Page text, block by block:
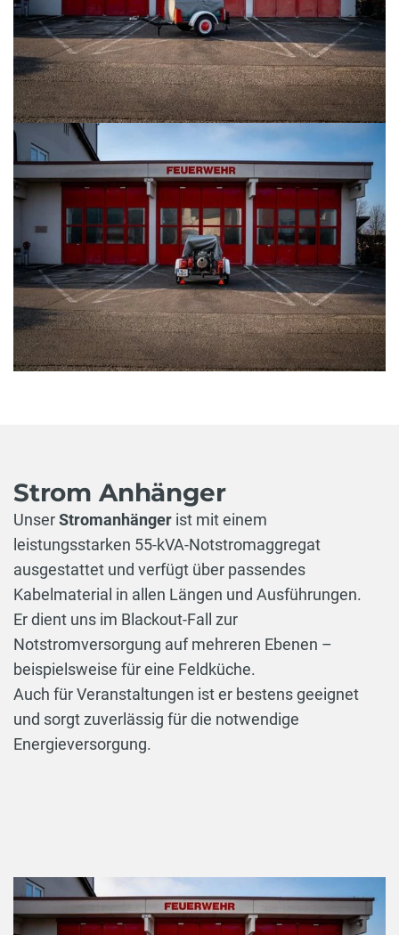
Strom Anhänger
UnserStromanhänger ist mit einem
leistungsstarken 55-kVA-Notstromaggregat
ausgestattet und verfügt über passendes
Kabelmaterial in allen Längen und Ausführungen.
Er dient uns im Blackout-Fall zur
Notstromversorgung auf mehreren Ebenen –
beispielsweise für eine Feldküche.
Auch für Veranstaltungen ist er bestens geeignet
und sorgt zuverlässig für die notwendige
Energieversorgung.